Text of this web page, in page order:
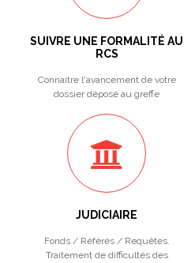
SUIVRE UNE FORMALITÉ AU
RCS
Connaitre l'avancement de votre
dossier déposé au greffe
JUDICIAIRE
Fonds / Référés / Requêtes.
Traitement de difficultés des